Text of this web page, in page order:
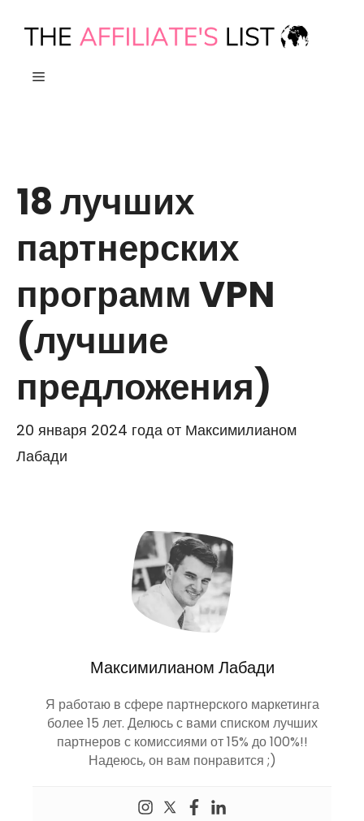
МЕНЮ
18 лучших
партнерских
программ VPN
(лучшие
предложения)
20 января 2024 года от Максимилианом
Лабади
Максимилианом Лабади
Я работаю в сфере партнерского маркетинга
более 15 лет. Делюсь с вами списком лучших
партнеров с комиссиями от 15% до 100%!!
Надеюсь, он вам понравится ;)